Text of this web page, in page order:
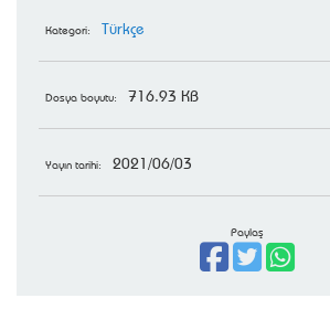
Kategori: Türkçe
Dosya boyutu: 716.93 KB
Yayın tarihi: 2021/06/03
Paylaş